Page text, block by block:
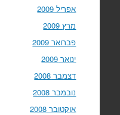
אפריל 2009
מרץ 2009
פברואר 2009
ינואר 2009
דצמבר 2008
נובמבר 2008
אוקטובר 2008